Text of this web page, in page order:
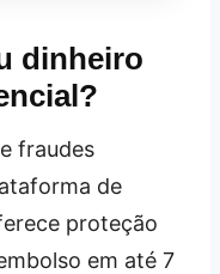
dinheiro
fraudes
de
proteção
em até 7